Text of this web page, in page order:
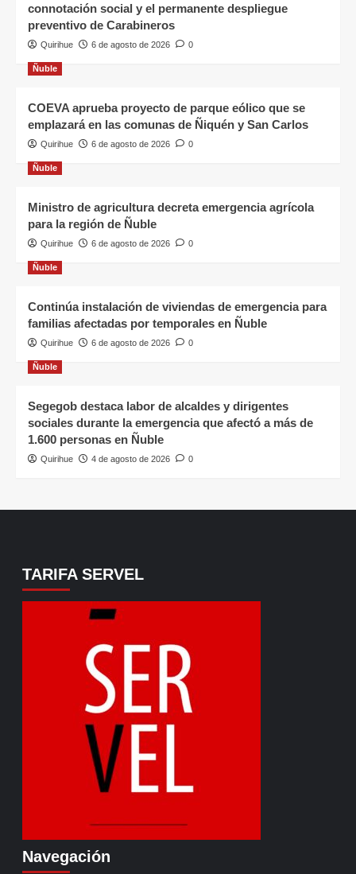
connotación social y el permanente despliegue
preventivo de Carabineros
Quirihue 6 de agosto de 2026 0
Ñuble
COEVA aprueba proyecto de parque eólico que se
emplazará en las comunas de Ñiquén y San Carlos
Quirihue 6 de agosto de 2026 0
Ñuble
Ministro de agricultura decreta emergencia agrícola
para la región de Ñuble
Quirihue 6 de agosto de 2026 0
Ñuble
Continúa instalación de viviendas de emergencia para
familias afectadas por temporales en Ñuble
Quirihue 6 de agosto de 2026 0
Ñuble
Segegob destaca labor de alcaldes y dirigentes
sociales durante la emergencia que afectó a más de
1.600 personas en Ñuble
Quirihue 4 de agosto de 2026 0
TARIFA SERVEL
Navegación